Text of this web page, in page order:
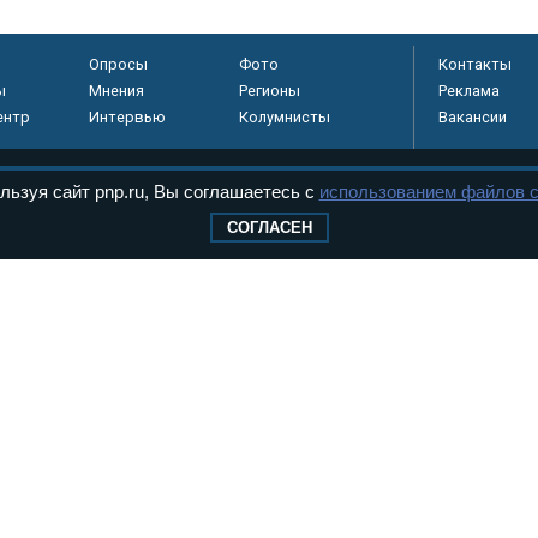
Опросы
Фото
Мнения
Регионы
Интервью Колумнисты
Контакты
Реклама
Вакансии
сайт pnp.ru, Вы соглашаетесь с использованием файлов
СОГЛАСЕН